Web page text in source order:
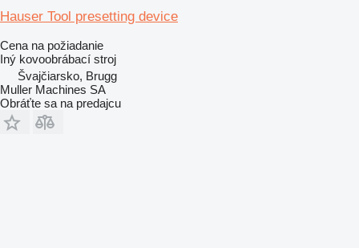
Hauser Tool presetting device
Cena na požiadanie
Iný kovoobrábací stroj
Švajčiarsko, Brugg
Muller Machines SA
Obráťte sa na predajcu